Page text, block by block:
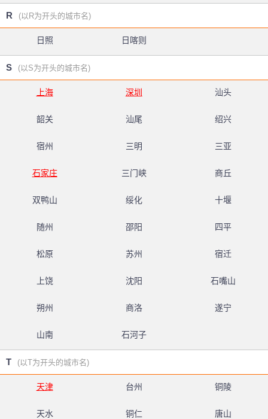
R (以R为开头的城市名)
日照 日喀则
S (以S为开头的城市名)
上海 深圳 汕头
韶关 汕尾 绍兴
宿州 三明 三亚
石家庄 三门峡 商丘
双鸭山 绥化 十堰
随州 邵阳 四平
松原 苏州 宿迁
上饶 沈阳 石嘴山
朔州 商洛 遂宁
山南 石河子
T (以T为开头的城市名)
天津 台州 铜陵
天水 铜仁 唐山